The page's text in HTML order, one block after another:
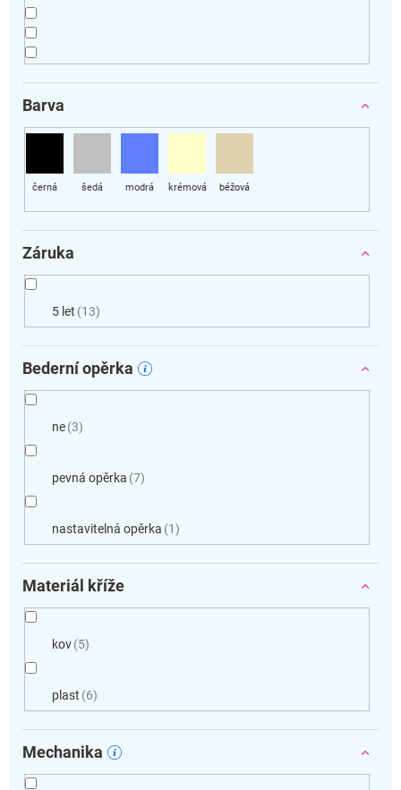
Barva
Záruka
5 let 13
Bederní opěrka
ne 3
pevná opěrka 7
nastavitelná opěrka 1
Materiál kříže
kov 5
plast 6
Mechanika